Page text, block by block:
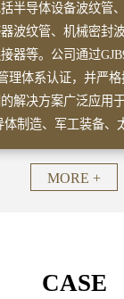
半导体设备波纹管
波纹管、机械密封
器等。公司通过
理体系认证，并严
解决方案广泛应用
制造、军工装备、
工程、通讯、前沿
MORE +
CASE